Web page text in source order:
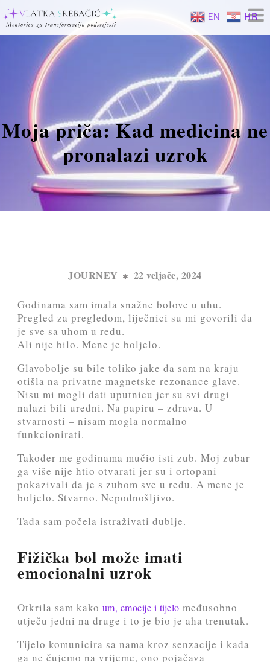
Skip
to
content
Moja priča: Kad medicina ne
pronalazi uzrok
JOURNEY 22 veljače, 2024
Godinama sam imala snažne bolove u uhu.
Pregled za pregledom, liječnici su mi govorili da
je sve sa uhom u redu.
Ali nije bilo. Mene je boljelo.
Glavobolje su bile toliko jake da sam na kraju
otišla na privatne magnetske rezonance glave.
Nisu mi mogli dati uputnicu jer su svi drugi
nalazi bili uredni. Na papiru – zdrava. U
stvarnosti – nisam mogla normalno
funkcionirati.
Također me godinama mučio isti zub. Moj zubar
ga više nije htio otvarati jer su i ortopani
pokazivali da je s zubom sve u redu. A mene je
boljelo. Stvarno. Nepodnošljivo.
Tada sam počela istraživati dublje.
Fižička bol može imati
emocionalni uzrok
Otkrila sam kako um, emocije i tijelo međusobno
utječu jedni na druge i to je bio je aha trenutak.
Tijelo komunicira sa nama kroz senzacije i kada
ga ne čujemo na vrijeme, ono pojačava
EN HR